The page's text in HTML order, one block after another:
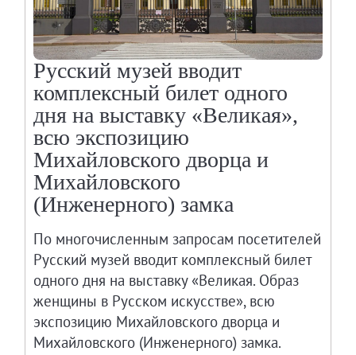
Михайловский сад
Западный павильон Михайловского
Восточный павильон Михайловского
Филиал в Кемерово
Клуб Друзей Русского музея
Партнеры и спонсоры
Культурно-просветительские и
Ассоциация художественных музеев
Локальные нормативные акты
Закупки
Результаты проведения специальной
Аренда
Противодействие терроризму
Противодействие коррупции
Русский музей вводит
комплексный билет одного
дня на выставку «Великая»,
всю экспозицию
Михайловского дворца и
Михайловского
(Инженерного) замка
По многочисленным запросам посетителей
Русский музей вводит комплексный билет
одного дня на выставку «Великая. Образ
женщины в Русском искусстве», всю
экспозицию Михайловского дворца и
Михайловского (Инженерного) замка.